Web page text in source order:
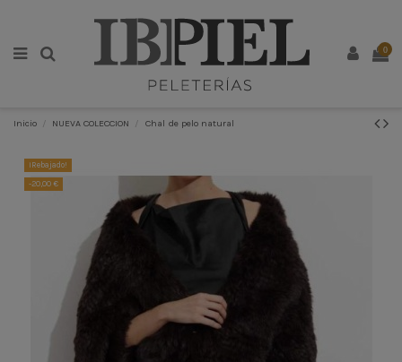
0
Inicio NUEVA COLECCION Chal de pelo natural
¡Rebajado!
-20,00 €